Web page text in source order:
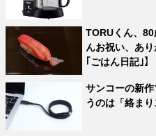
TORUくん、
んお祝い、あ
｢ごはん日記｣】
サンコーの新
うのは「絡ま